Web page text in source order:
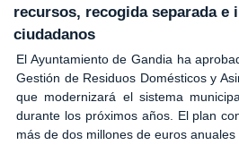
recursos, recogida separada e
ciudadanos
El Ayuntamiento de Gandia ha
Gestión de Residuos Domésticos y
que modernizará el sistema
durante los próximos años. El plan
más de dos millones de euros